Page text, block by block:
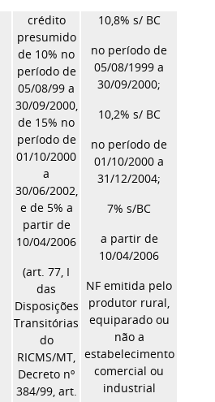
crédito
presumido
de 10% no
período de
05/08/99 a
30/09/2000,
de 15% no
período de
01/10/2000
a
30/06/2002,
e de 5% a
partir de
10/04/2006
(art. 77, I
das
Disposições
Transitórias
do
RICMS/MT,
Decreto nº
384/99, art.
10,8% s/ BC
no período de
05/08/1999 a
30/09/2000;
10,2% s/ BC
no período de
01/10/2000 a
31/12/2004;
7% s/BC
a partir de
10/04/2006
NF emitida pelo
produtor rural,
equiparado ou
não a
estabelecimento
comercial ou
industrial